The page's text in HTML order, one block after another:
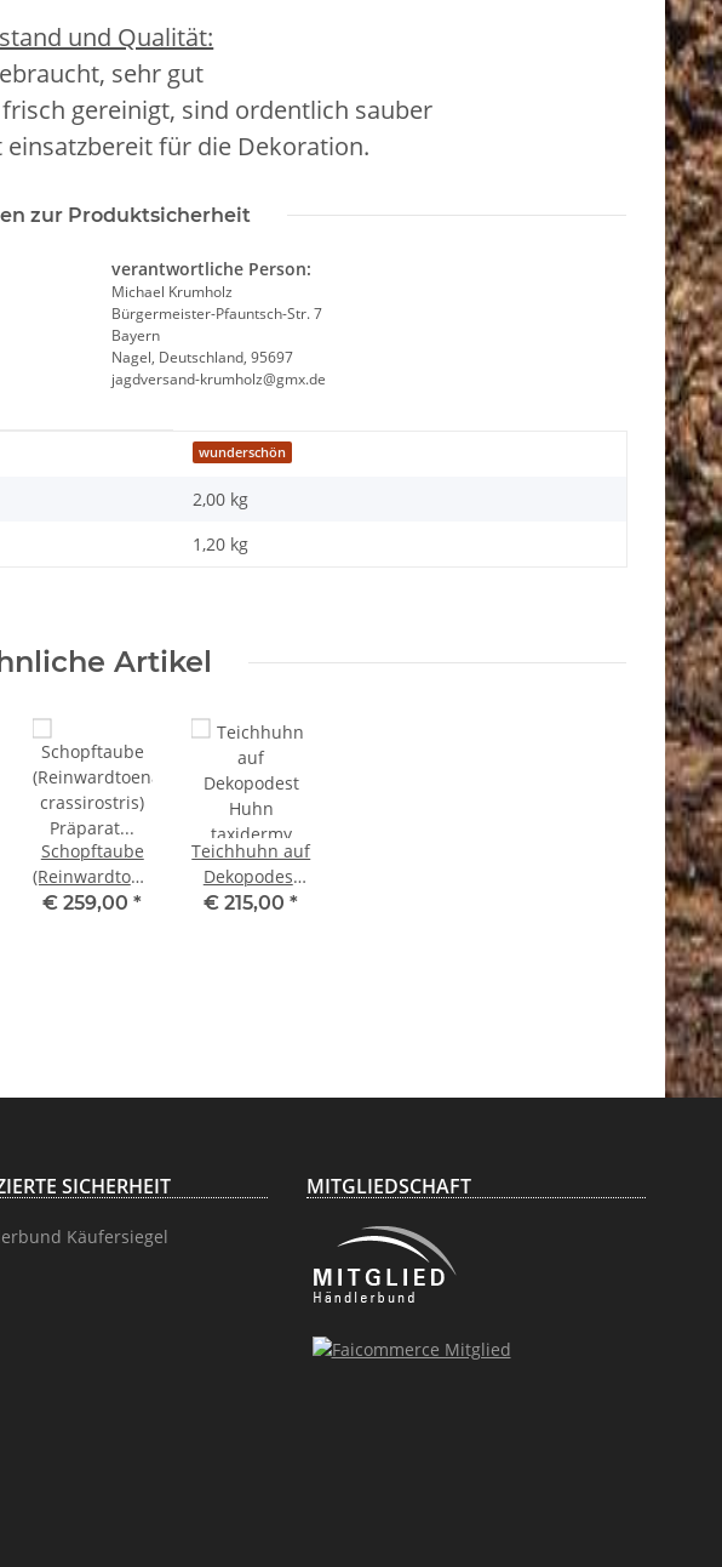
und Qualität:
sehr gut
gereinigt, sind ordentlich sauber
für die Dekoration.
zur Produktsicherheit
verantwortliche Person:
Michael Krumholz
Bürgermeister-Pfauntsch-Str. 7
Bayern
Nagel, Deutschland, 95697
jagdversand-krumholz@gmx.de
wunderschön
2,00 kg
1,20 kg
Artikel
Schopftaube
(Reinwardtoena
crassirostris)
€ 259,00*
Teichhuhn auf
Dekopodest
Huhn
€ 215,00*
SICHERHEIT MITGLIEDSCHAFT